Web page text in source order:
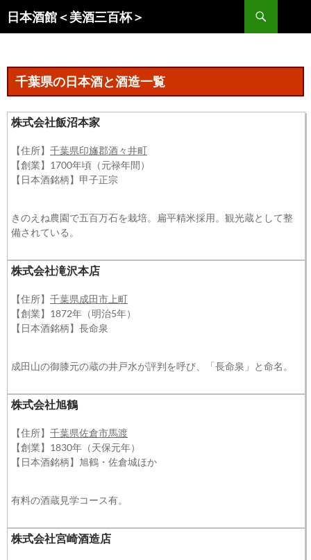
ン日本酒館＜美酒三百杯＞
索
千葉県の日本酒と酒造一覧
株式会社飯沼本家
【住所】 千葉県印旛郡酒々井町
【創業】1700年頃（元禄年間）
【日本酒銘柄】甲子正宗
きのえね農園で五百万石を栽培。扁平精米採用。観光蔵として整
備されている。
株式会社滝沢本店
【住所】 千葉県成田市上町
【創業】1872年（明治5年）
【日本酒銘柄】長命泉
成田山の御膝元の蔵の井戸水が評判を呼び、「長命泉」と命名。
株式会社旭鶴
【住所】 千葉県佐倉市馬渡
【創業】1830年（天保元年）
【日本酒銘柄】旭鶴・佐倉城ほか
有料の酒蔵見学コース有。
株式会社宮崎酒造店